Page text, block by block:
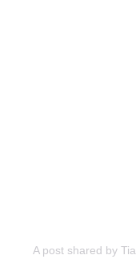
A post shared by